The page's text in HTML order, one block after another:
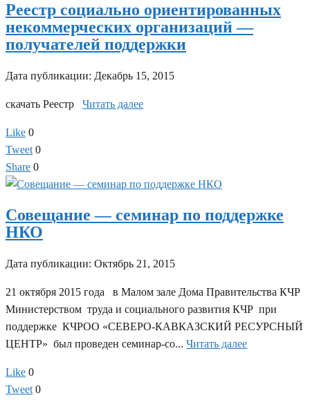
Реестр социально ориентированных
некоммерческих организаций —
получателей поддержки
Дата публикации: Декабрь 15, 2015
скачать Реестр Читать далее
Like 0
Tweet 0
Share 0
Совещание — семинар по поддержке
НКО
Дата публикации: Октябрь 21, 2015
21 октября 2015 года в Малом зале Дома Правительства КЧР
Министерством труда и социального развития КЧР при
поддержке КЧРОО «СЕВЕРО-КАВКАЗСКИЙ РЕСУРСНЫЙ
ЦЕНТР» был проведен семинар-со... Читать далее
Like 0
Tweet 0